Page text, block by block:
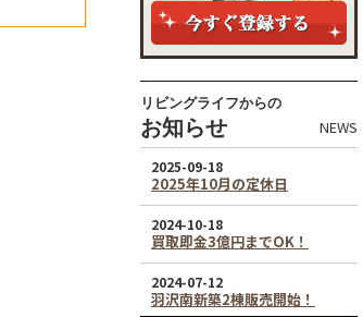
リビングライフからの
お知らせ NEWS